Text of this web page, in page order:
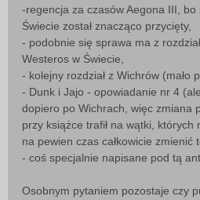
-regencja za czasów Aegona III, bo
Świecie został znacząco przycięty,
- podobnie się sprawa ma z
Westeros w Świecie,
- kolejny rozdział z Wichrów (mało
- Dunk i Jajo - opowiadanie nr 4
dopiero po Wichrach, więc zmiana
przy książce trafił na wątki, których
na pewien czas całkowicie zmienić
- coś specjalnie napisane pod tą
Osobnym pytaniem pozostaje czy